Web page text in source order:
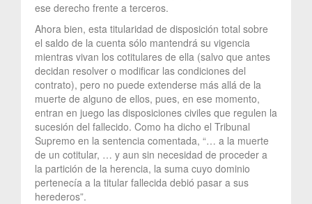
ese derecho frente a terceros.
Ahora bien, esta titularidad de disposición total sobre
el saldo de la cuenta sólo mantendrá su vigencia
mientras vivan los cotitulares de ella (salvo que antes
decidan resolver o modificar las condiciones del
contrato), pero no puede extenderse más allá de la
muerte de alguno de ellos, pues, en ese momento,
entran en juego las disposiciones civiles que regulen la
sucesión del fallecido. Como ha dicho el Tribunal
Supremo en la sentencia comentada, “… a la muerte
de un cotitular, … y aun sin necesidad de proceder a
la partición de la herencia, la suma cuyo dominio
pertenecía a la titular fallecida debió pasar a sus
herederos”.